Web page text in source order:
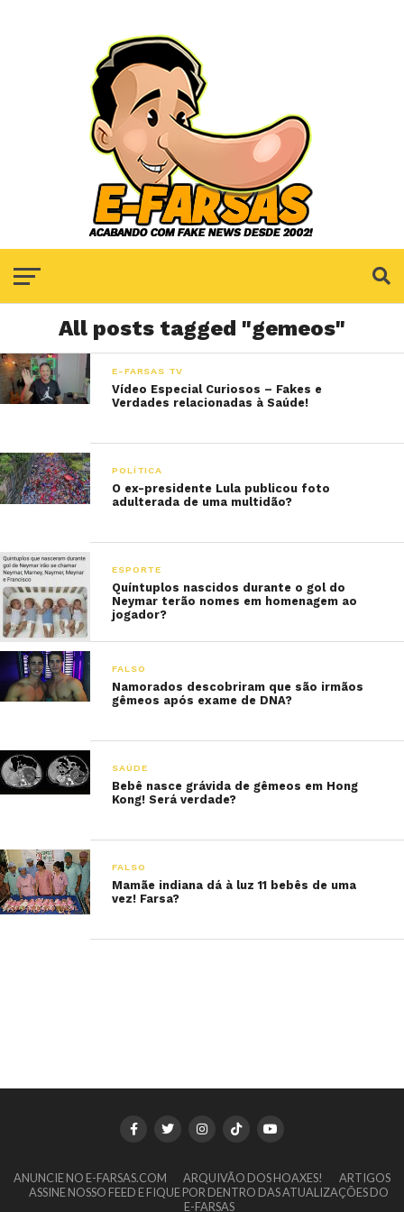
All posts tagged "gemeos"
E-FARSAS TV
Vídeo Especial Curiosos – Fakes e
Verdades relacionadas à Saúde!
POLÍTICA
O ex-presidente Lula publicou foto
adulterada de uma multidão?
ESPORTE
Quíntuplos nascidos durante o gol do
Neymar terão nomes em homenagem ao
jogador?
FALSO
Namorados descobriram que são irmãos
gêmeos após exame de DNA?
SAÚDE
Bebê nasce grávida de gêmeos em Hong
Kong! Será verdade?
FALSO
Mamãe indiana dá à luz 11 bebês de uma
vez! Farsa?
ANUNCIE NO E-FARSAS.COM ARQUIVÃO DOS HOAXES!
ARTIGOS
ASSINE NOSSO FEED E FIQUE POR DENTRO DAS ATUALIZAÇÕES DO
E-FARSAS